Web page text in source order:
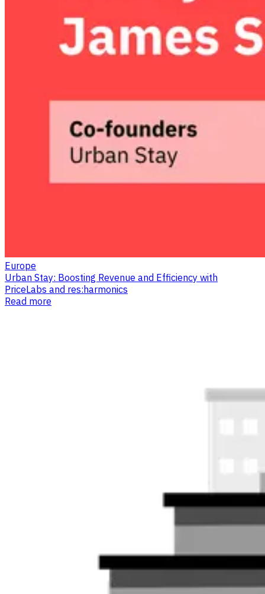
Europe
Urban Stay: Boosting Revenue and Efficiency with
PriceLabs and res:harmonics
Read more